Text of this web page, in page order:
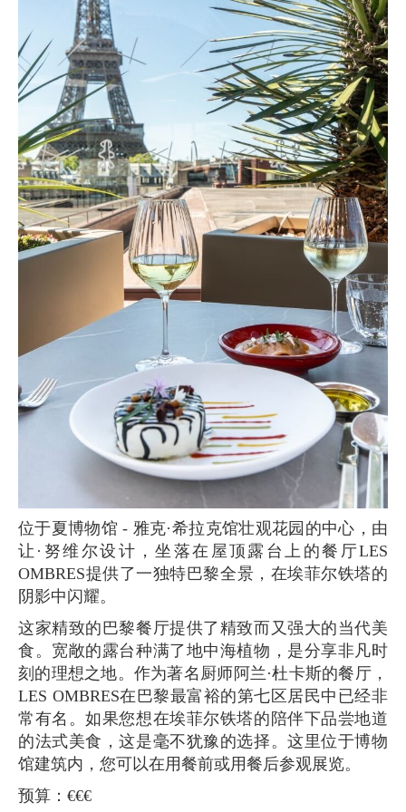
位于夏博物馆 - 雅克·希拉克馆壮观花园的中心，由
让·努维尔设计，坐落在屋顶露台上的餐厅LES
OMBRES提供了一独特巴黎全景，在埃菲尔铁塔的
阴影中闪耀。
这家精致的巴黎餐厅提供了精致而又强大的当代美
食。宽敞的露台种满了地中海植物，是分享非凡时
刻的理想之地。作为著名厨师阿兰·杜卡斯的餐厅，
LES OMBRES在巴黎最富裕的第七区居民中已经非
常有名。如果您想在埃菲尔铁塔的陪伴下品尝地道
的法式美食，这是毫不犹豫的选择。这里位于博物
馆建筑内，您可以在用餐前或用餐后参观展览。
预算：€€€